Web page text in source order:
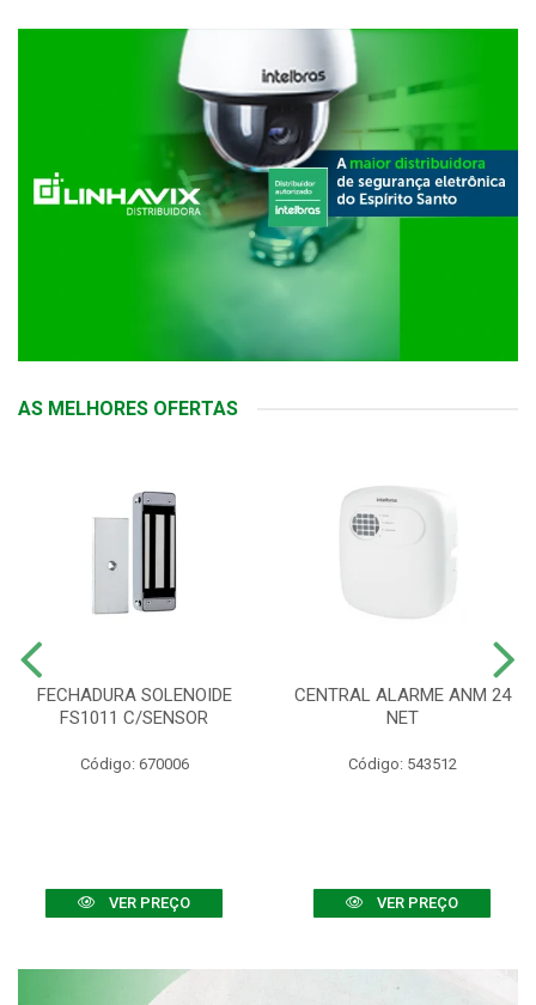
AS MELHORES OFERTAS
FECHADURA SOLENOIDE
FS1011 C/SENSOR
Código: 670006
VER PREÇO
CENTRAL ALARME ANM 24
NET
Código: 543512
VER PREÇO